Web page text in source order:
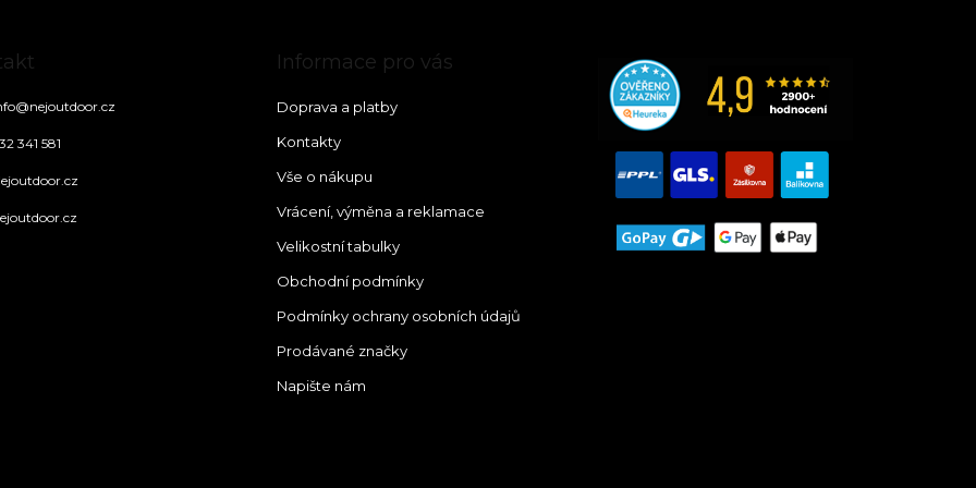
@nejoutdoor.cz
341 581
Informace pro vás
Doprava a platby
Kontakty
Vše o nákupu
Vrácení, výměna a reklamace
Velikostní tabulky
Obchodní podmínky
Podmínky ochrany osobních údajů
Prodávané značky
Napište nám